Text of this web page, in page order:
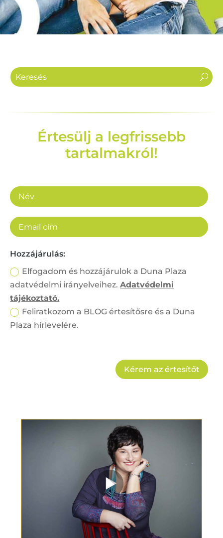
Értesülj a legfrissebb
tartalmakról!
Hozzájárulás:
Elfogadom és hozzájárulok a Duna Plaza
adatvédelmi irányelveihez.Adatvédelmi
tájékoztató.
Feliratkozom a BLOG értesítősre és a Duna
Plaza hírlevelére.
Kérem az értesítőt